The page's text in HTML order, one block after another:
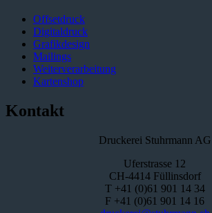
Offsetdruck
Digitaldruck
Grafikdesign
Mailings
Weiterverarbeitung
Kartenshop
Kontakt
Druckerei Stuhrmann AG
Uferstrasse 12
CH-4414 Füllinsdorf
T +41 (0)61 901 14 34
F +41 (0)61 901 14 16